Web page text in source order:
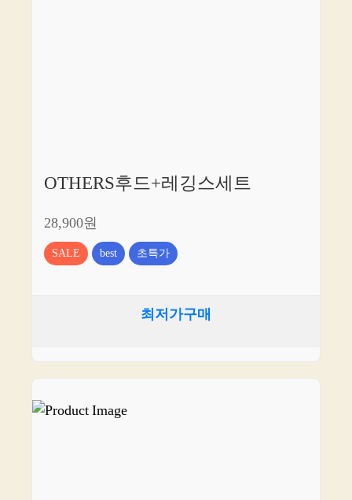
OTHERS후드+레깅스세트
28,900원
SALE best 초특가
최저가구매